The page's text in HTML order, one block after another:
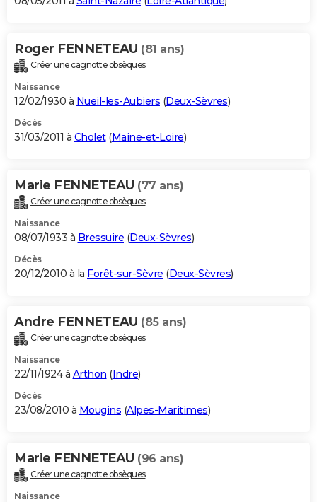
Roger FENNETEAU (81 ans)
Créer une cagnotte obsèques
Naissance
12/02/1930 à Nueil-les-Aubiers (Deux-Sèvres)
Décès
31/03/2011 à Cholet(Maine-et-Loire)
Marie FENNETEAU (77 ans)
Créer une cagnotte obsèques
Naissance
08/07/1933 à Bressuire (Deux-Sèvres)
Décès
20/12/2010 à la Forêt-sur-Sèvre (Deux-Sèvres)
Andre FENNETEAU (85 ans)
Créer une cagnotte obsèques
Naissance
22/11/1924 à Arthon (Indre)
Décès
23/08/2010 à Mougins (Alpes-Maritimes)
Marie FENNETEAU (96 ans)
Créer une cagnotte obsèques
Naissance